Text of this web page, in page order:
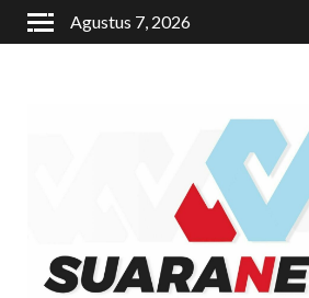
Skip
to
Agustus 7, 2026